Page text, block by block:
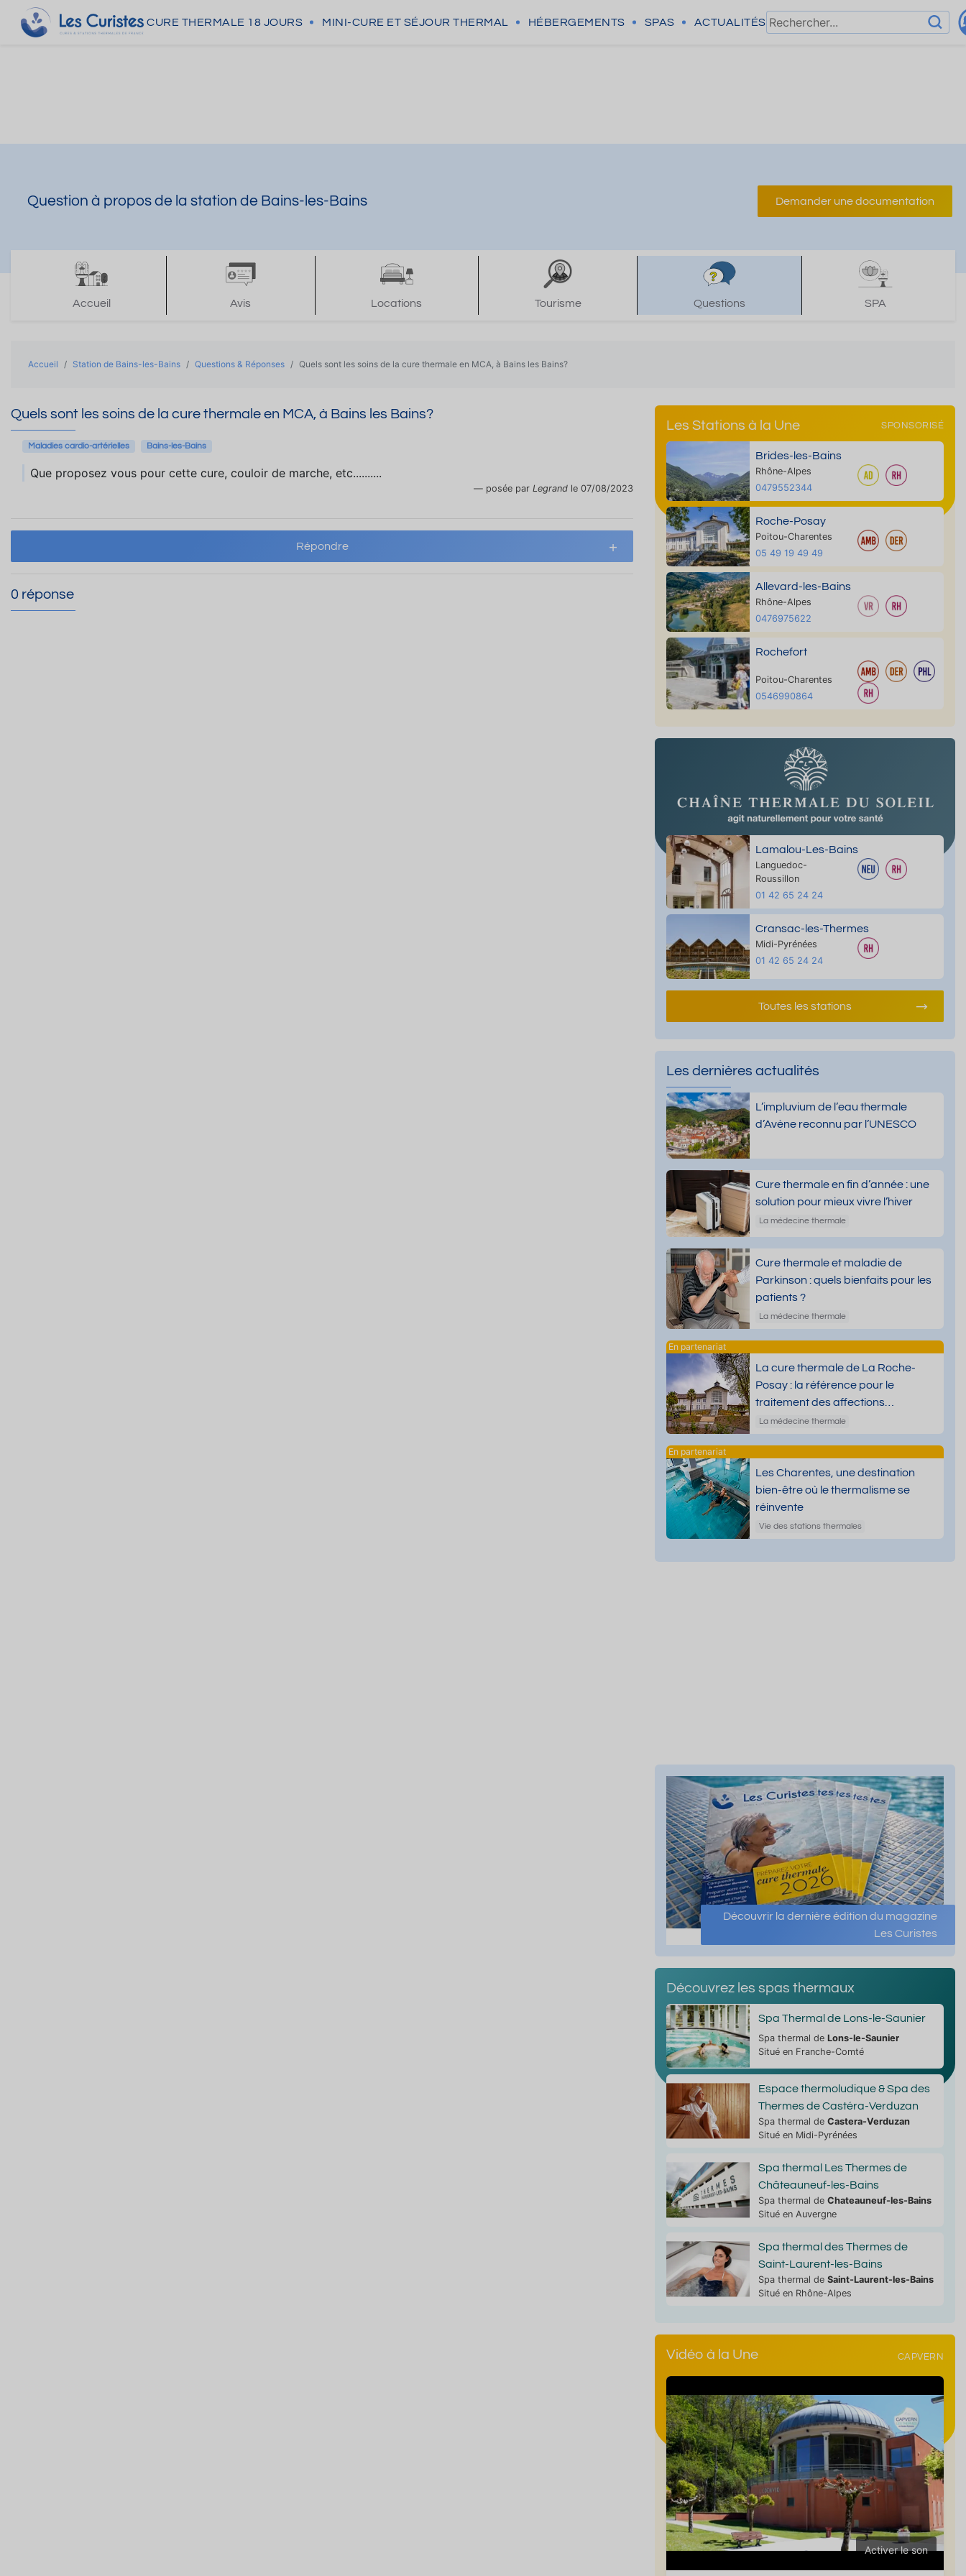
CURE THERMALE 18 JOURS MINI-CURE ET SÉJOUR THERMAL HÉBERGEMENTS SPAS ACTUALITÉS
Question à propos de la station de Bains-les-Bains Demander une documentation
Accueil Avis Locations Tourisme Questions SPA
Accueil Station de Bains-les-Bains Questions & Réponses Quels sont les soins de la cure thermale en MCA, à Bains les Bains?
Quels sont les soins de la cure thermale en MCA, à Bains les Bains?
Maladies cardio-artérielles Bains-les-Bains
Que proposez vous pour cette cure, couloir de marche, etc..........
posée par Legrand le 07/08/2023
Répondre
0 réponse
Les Stations à la Une SPONSORISÉ
Brides-les-Bains
Rhône-Alpes
0479552344
Roche-Posay
Poitou-Charentes
05 49 19 49 49
Allevard-les-Bains
Rhône-Alpes
0476975622
Rochefort
Poitou-Charentes
0546990864
Lamalou-Les-Bains
Languedoc-
Roussillon
01 42 65 24 24
Cransac-les-Thermes
Midi-Pyrénées
01 42 65 24 24
Toutes les stations
Les dernières actualités
L’impluvium de l’eau thermale
d’Avène reconnu par l’UNESCO
Cure thermale en fin d’année : une
solution pour mieux vivre l’hiver
La médecine thermale
Cure thermale et maladie de
Parkinson : quels bienfaits pour les
patients ?
La médecine thermale
La cure thermale de La Roche-
Posay : la référence pour le
traitement des affections
dermatologiques
La médecine thermale
Les Charentes, une destination
bien-être où le thermalisme se
réinvente
Vie des stations thermales
Découvrir la dernière édition du magazine
Les Curistes
Découvrez les spas thermaux
Spa Thermal de Lons-le-Saunier
Spa thermal de Lons-le-Saunier
Situé en Franche-Comté
Espace thermoludique & Spa des
Thermes de Castéra-Verduzan
Spa thermal de Castera-Verduzan
Situé en Midi-Pyrénées
Spa thermal Les Thermes de
Châteauneuf-les-Bains
Spa thermal de Chateauneuf-les-Bains
Situé en Auvergne
Spa thermal des Thermes de
Saint-Laurent-les-Bains
Spa thermal de Saint-Laurent-les-Bains
Situé en Rhône-Alpes
Vidéo à la Une CAPVERN
Activer le son